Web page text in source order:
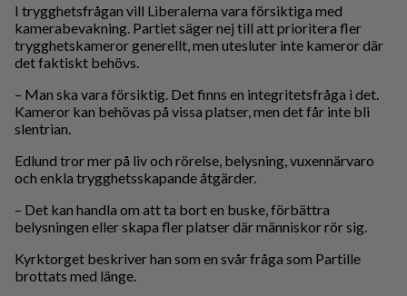
I trygghetsfrågan vill Liberalerna vara försiktiga med
kamerabevakning. Partiet säger nej till att prioritera fler
trygghetskameror generellt, men utesluter inte kameror där
det faktiskt behövs.
– Man ska vara försiktig. Det finns en integritetsfråga i det.
Kameror kan behövas på vissa platser, men det får inte bli
slentrian.
Edlund tror mer på liv och rörelse, belysning, vuxennärvaro
och enkla trygghetsskapande åtgärder.
– Det kan handla om att ta bort en buske, förbättra
belysningen eller skapa fler platser där människor rör sig.
Kyrktorget beskriver han som en svår fråga som Partille
brottats med länge.